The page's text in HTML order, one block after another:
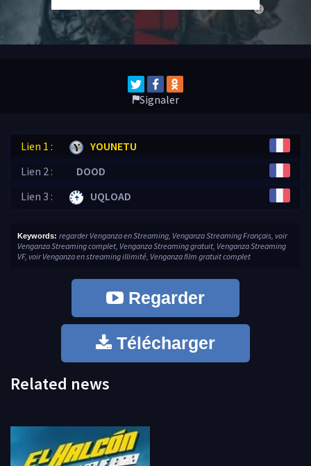
close
Signaler
Lien 1 :
YOUNETU
Lien 2 :
DOOD
Lien 3 :
UQLOAD
Keywords: regarder Venganza en Streaming, Venganza Streaming Français, voir
Venganza Streaming complet, Venganza Streaming gratuit, Venganza Streaming
VF, voir Venganza en streaming illimité, Venganza film gratuit complet
Regarder
Télécharger
Related news